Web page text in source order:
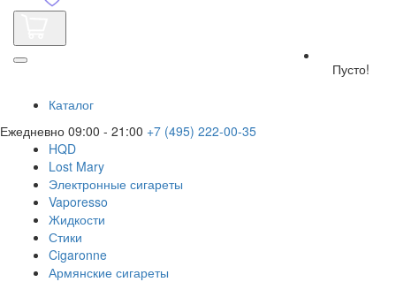
Пусто!
Каталог
Ежедневно 09:00 - 21:00 +7 (495) 222-00-35
HQD
Lost Mary
Электронные сигареты
Vaporesso
Жидкости
Стики
Cigaronne
Армянские сигареты